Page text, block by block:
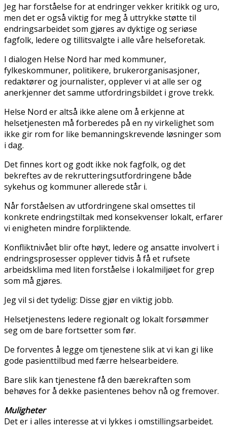
Jeg har forståelse for at endringer vekker kritikk og uro,
men det er også viktig for meg å uttrykke støtte til
endringsarbeidet som gjøres av dyktige og seriøse
fagfolk, ledere og tillitsvalgte i alle våre helseforetak.
I dialogen Helse Nord har med kommuner,
fylkeskommuner, politikere, brukerorganisasjoner,
redaktører og journalister, opplever vi at alle ser og
anerkjenner det samme utfordringsbildet i grove trekk.
Helse Nord er altså ikke alene om å erkjenne at
helsetjenesten må forberedes på en ny virkelighet som
ikke gir rom for like bemanningskrevende løsninger som
i dag.
Det finnes kort og godt ikke nok fagfolk, og det
bekreftes av de rekrutteringsutfordringene både
sykehus og kommuner allerede står i.
Når forståelsen av utfordringene skal omsettes til
konkrete endringstiltak med konsekvenser lokalt, erfarer
vi enigheten mindre forpliktende.
Konfliktnivået blir ofte høyt, ledere og ansatte involvert i
endringsprosesser opplever tidvis å få et rufsete
arbeidsklima med liten forståelse i lokalmiljøet for grep
som må gjøres.
Jeg vil si det tydelig: Disse gjør en viktig jobb.
Helsetjenestens ledere regionalt og lokalt forsømmer
seg om de bare fortsetter som før.
De forventes å legge om tjenestene slik at vi kan gi like
gode pasienttilbud med færre helsearbeidere.
Bare slik kan tjenestene få den bærekraften som
behøves for å dekke pasientenes behov nå og fremover.
Muligheter
Det er i alles interesse at vi lykkes i omstillingsarbeidet.